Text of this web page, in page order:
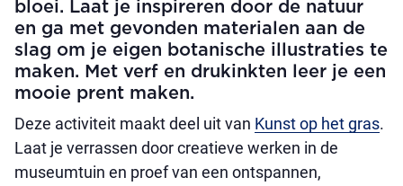
bloei. Laat je inspireren door de natuur
en ga met gevonden materialen aan de
slag om je eigen botanische illustraties te
maken. Met verf en drukinkten leer je een
mooie prent maken.
Deze activiteit maakt deel uit van Kunst op het gras.
Laat je verrassen door creatieve werken in de
museumtuin en proef van een ontspannen,